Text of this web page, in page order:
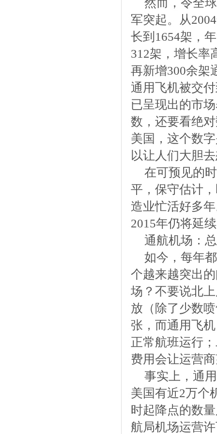
然而，令全
军突起。从
长到1654架，
312架，增长率
再新增300余架
通用飞机被交
已呈现出的市
数，还要看绝
美国，这个数
以让人们大胆
在可预见的
平，保守估计
造业忙活好多
2015年仍将延
通航机场：
如今，每年
个越来越突出
场？不要说北
放（除了少数
张，而通用飞
正常航班运行
费用会让运营
事实上，通
美国有近2万个
时起降点的数
航局机场运营